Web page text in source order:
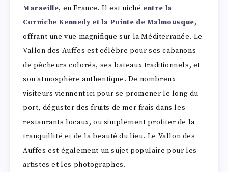
Marseille, en France. Il est niché entre la
Corniche Kennedy et la Pointe de Malmousque,
offrant une vue magnifique sur la Méditerranée. Le
Vallon des Auffes est célèbre pour ses cabanons
de pêcheurs colorés, ses bateaux traditionnels, et
son atmosphère authentique. De nombreux
visiteurs viennent ici pour se promener le long du
port, déguster des fruits de mer frais dans les
restaurants locaux, ou simplement profiter de la
tranquillité et de la beauté du lieu. Le Vallon des
Auffes est également un sujet populaire pour les
artistes et les photographes.